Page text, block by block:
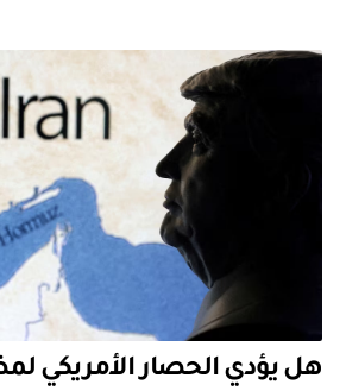
هل يؤدي الحصار الأمريكي